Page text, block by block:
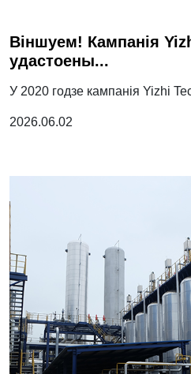
Віншуем! Кампанія
удастоены...
У 2020 годзе кампанія Yizhi
2026.06.02